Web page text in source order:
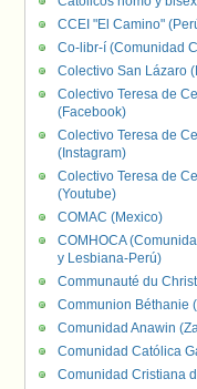
CCEI "El Camino"
Co-libr-í (Comunidad
Colectivo San Lázaro
Colectivo Teresa de
(Facebook)
Colectivo Teresa de
(Instagram)
Colectivo Teresa de
(Youtube)
COMAC (Mexico)
COMHOCA
y Lesbiana-Perú)
Communauté du
Communion Béthanie
Comunidad Anawin
Comunidad Católica
Comunidad Cristiana